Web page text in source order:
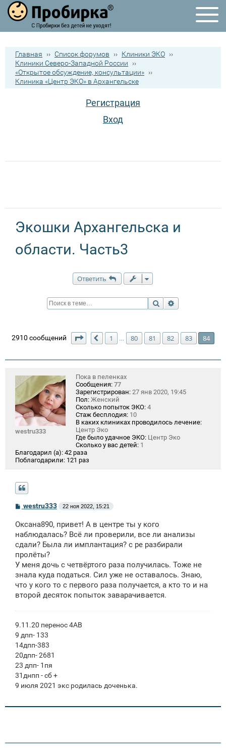
Главная ›› Список форумов ›› Клиники ЭКО ››
Клиники Северо-Западной России
››
«Открытое обсуждение, консультации» ››
Клиника «Центр ЭКО» в Архангельске
Регистрация
Вход
Экошки Архангельска и
области. Часть3
Ответить
Поиск
2910 сообщений Страница 84 из84
Пред.
1 … 80 81 82 83 84
westru333
Пока в пеленках
Сообщения: 77
Зарегистрирован: 27 янв 2020, 19:45
Пол: Женский
Сколько попыток ЭКО: 4
Стаж бесплодия: 10
В каких клиниках проводилось лечение:
Центр Эко
Где было удачное ЭКО: Центр Эко
Сколько у вас детей: 1
Благодарил (а): 42 раза
Поблагодарили: 121 раз
С
б
щ
н
и
westru333 22 ноя 2022, 15:21
Оксана890, привет! А в центре ты у кого
наблюдалась? Всё ли проверили, все ли анализы
сдали? Была ли имплантация? с ре разбирали
пролёты?
У меня дочь с четвёртого раза получилась. Тоже не
знала куда податься. Сил уже не оставалось. Знаю,
что у кого то с первого раза получается, а кто то и на
второй десяток попыток заварачивается.
9.11.20 перенос 4АВ
9 дпп- 133
14дпп-383
20дпп- 2681
23 дпп- 1пя
31днпп - сб +
9 июля 2021 экс родилась доченька.